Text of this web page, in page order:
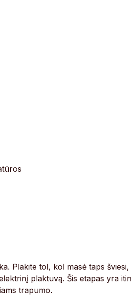
Plakite tol, kol masė taps šviesi,
plaktuvą. Šis etapas yra itin
trapumo.